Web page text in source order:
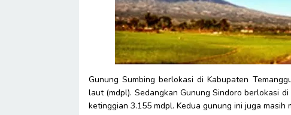
Gunung Sumbing berlokasi di Kabupaten
laut (mdpl). Sedangkan Gunung Sindoro berlokasi
ketinggian 3.155 mdpl. Kedua gunung ini juga